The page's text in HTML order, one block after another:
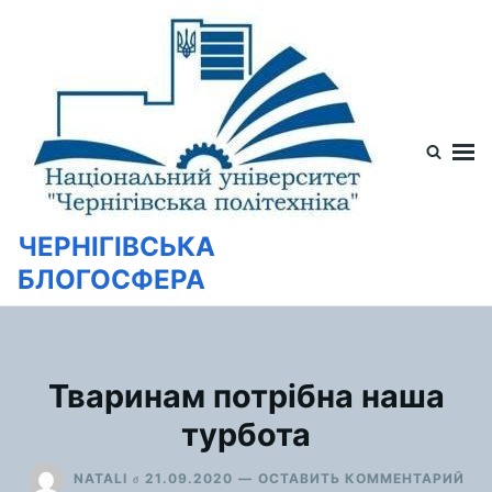
содержимому
ЧЕРНІГІВСЬКА
БЛОГОСФЕРА
Тваринам потрібна наша
турбота
NATALI в 21.09.2020 ОСТАВИТЬ КОММЕНТАРИЙ